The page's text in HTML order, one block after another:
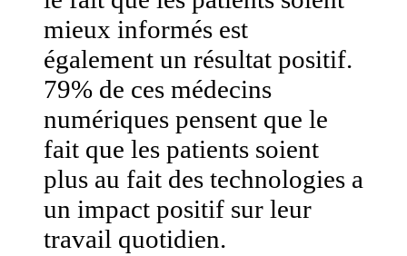
mieux informés est
également un résultat positif.
79% de ces médecins
numériques pensent que le
fait que les patients soient
plus au fait des technologies a
un impact positif sur leur
travail quotidien.